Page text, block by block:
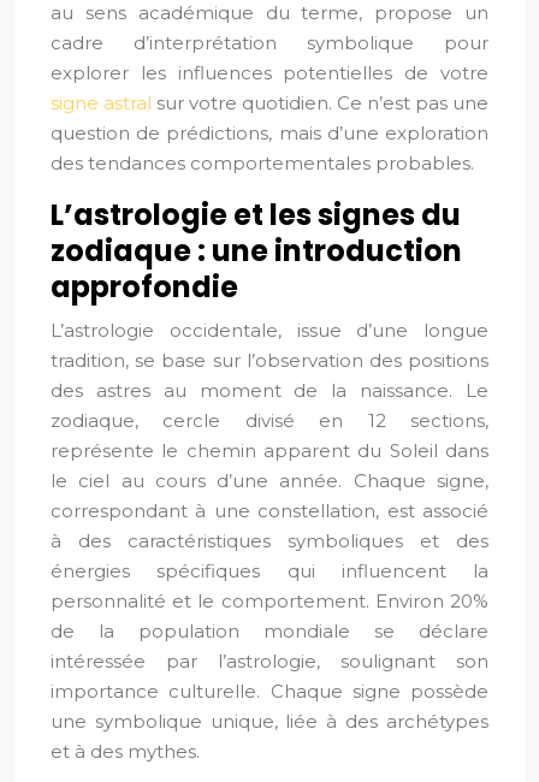
au sens académique du terme, propose un
cadre d’interprétation symbolique pour
explorer les influences potentielles de votre
signe astral sur votre quotidien. Ce n’est pas une
question de prédictions, mais d’une exploration
des tendances comportementales probables.
L’astrologie et les signes du
zodiaque : une introduction
approfondie
L’astrologie occidentale, issue d’une longue
tradition, se base sur l’observation des positions
des astres au moment de la naissance. Le
zodiaque, cercle divisé en 12 sections,
représente le chemin apparent du Soleil dans
le ciel au cours d’une année. Chaque signe,
correspondant à une constellation, est associé
à des caractéristiques symboliques et des
énergies spécifiques qui influencent la
personnalité et le comportement. Environ 20%
de la population mondiale se déclare
intéressée par l’astrologie, soulignant son
importance culturelle. Chaque signe possède
une symbolique unique, liée à des archétypes
et à des mythes.